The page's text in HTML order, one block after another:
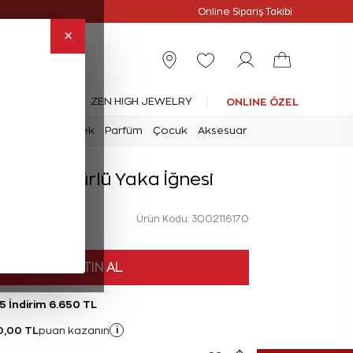
×
Online Sipariş Takibi
ZEN HIGH JEWELRY ONLINE ÖZEL
Erkek Parfüm Çocuk Aksesuar
Yılan Figürlü Yaka İğnesi
Ürün Kodu: 3002116170
HEMEN SATIN AL
İndirim 6.650 TL
TL puan kazanın i